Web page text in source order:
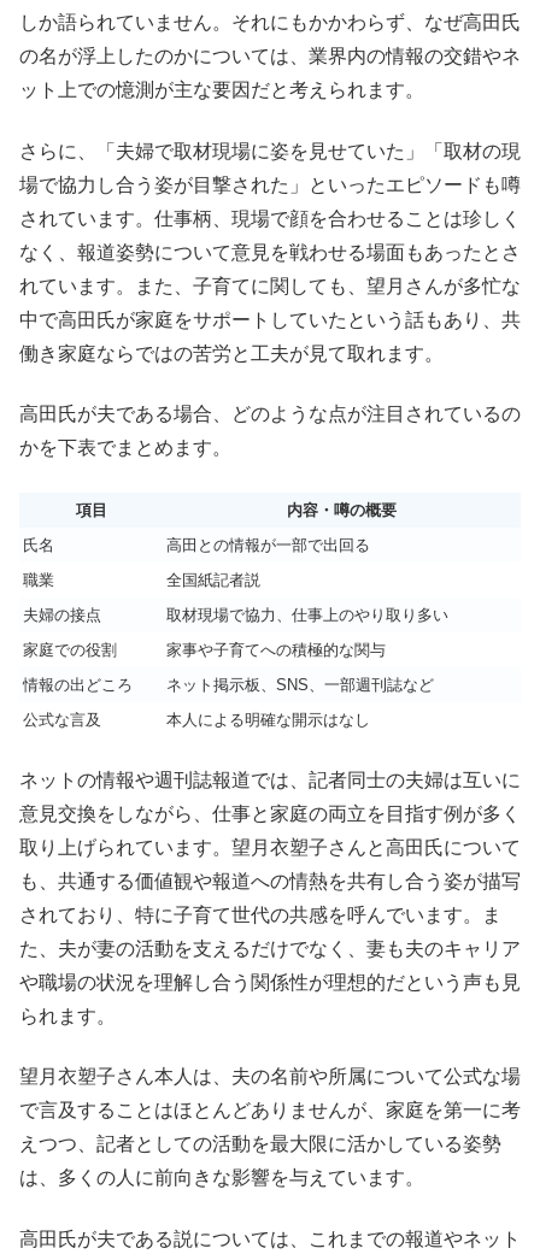
しか語られていません。それにもかかわらず、なぜ高田氏
の名が浮上したのかについては、業界内の情報の交錯やネ
ット上での憶測が主な要因だと考えられます。
さらに、「夫婦で取材現場に姿を見せていた」「取材の現
場で協力し合う姿が目撃された」といったエピソードも噂
されています。仕事柄、現場で顔を合わせることは珍しく
なく、報道姿勢について意見を戦わせる場面もあったとさ
れています。また、子育てに関しても、望月さんが多忙な
中で高田氏が家庭をサポートしていたという話もあり、共
働き家庭ならではの苦労と工夫が見て取れます。
高田氏が夫である場合、どのような点が注目されているの
かを下表でまとめます。
項目
内容・噂の概要
氏名
高田との情報が一部で出回る
職業
全国紙記者説
夫婦の接点
取材現場で協力、仕事上のやり取り多い
家庭での役割
家事や子育てへの積極的な関与
情報の出どころ
ネット掲示板、SNS、一部週刊誌など
公式な言及
本人による明確な開示はなし
ネットの情報や週刊誌報道では、記者同士の夫婦は互いに
意見交換をしながら、仕事と家庭の両立を目指す例が多く
取り上げられています。望月衣塑子さんと高田氏について
も、共通する価値観や報道への情熱を共有し合う姿が描写
されており、特に子育て世代の共感を呼んでいます。ま
た、夫が妻の活動を支えるだけでなく、妻も夫のキャリア
や職場の状況を理解し合う関係性が理想的だという声も見
られます。
望月衣塑子さん本人は、夫の名前や所属について公式な場
で言及することはほとんどありませんが、家庭を第一に考
えつつ、記者としての活動を最大限に活かしている姿勢
は、多くの人に前向きな影響を与えています。
高田氏が夫である説については、これまでの報道やネット